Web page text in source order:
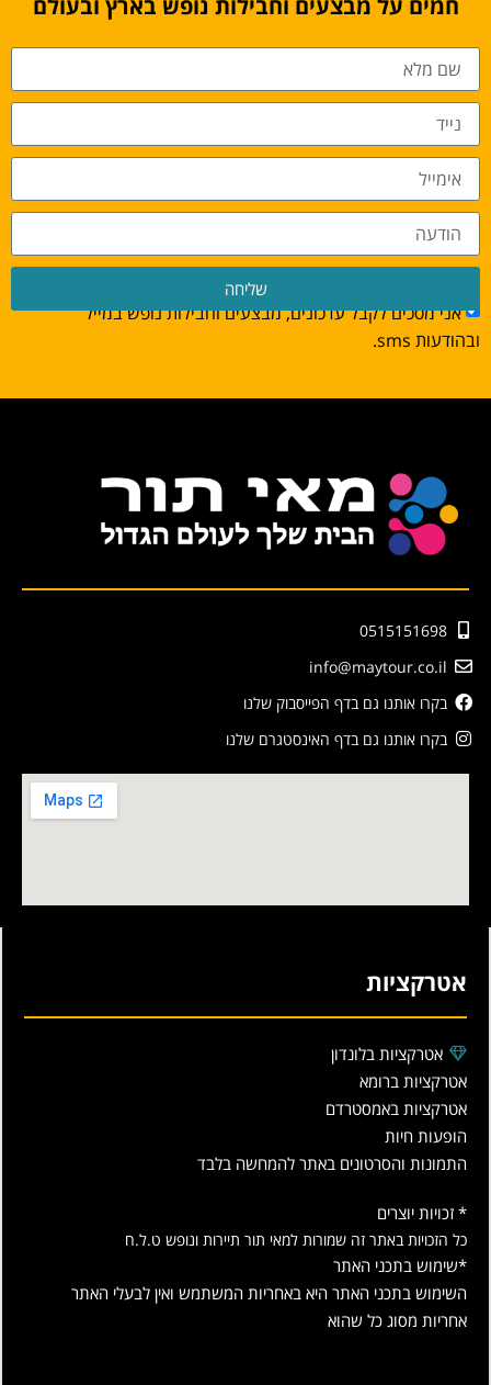
חמים על מבצעים וחבילות נופש בארץ ובעולם
אני מסכים לקבל עדכונים, מבצעים וחבילות נופש במייל
ובהודעות sms.
שליחה
0515151698
info@maytour.co.il
בקרו אותנו גם בדף הפייסבוק שלנו
בקרו אותנו גם בדף האינסטגרם שלנו
אטרקציות
אטרקציות בלונדון
אטרקציות ברומא
אטרקציות באמסטרדם
הופעות חיות
התמונות והסרטונים באתר להמחשה בלבד
* זכויות יוצרים
כל הזכויות באתר זה שמורות למאי תור תיירות ונופש ט.ל.ח
*שימוש בתכני האתר
השימוש בתכני האתר היא באחריות המשתמש ואין לבעלי האתר
אחריות מסוג כל שהוא